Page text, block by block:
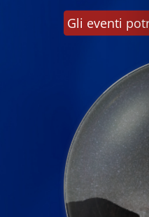
Gli eventi